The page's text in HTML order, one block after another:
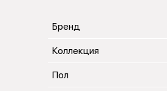
Бренд
Коллекция
Пол